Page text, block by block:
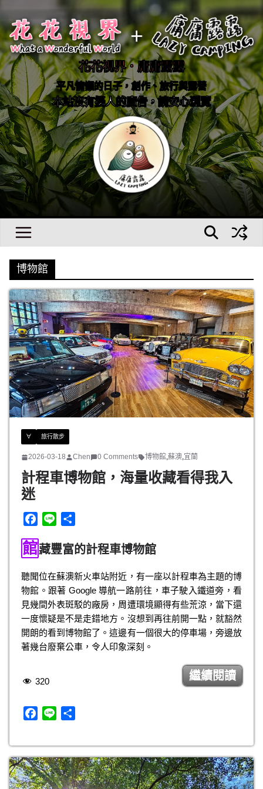
to
content
花花視界．庸庸露露
平凡慵懶的日子，創作、旅行與露營
本站沒有擾人的廣告，請安心瀏覽
博物館
∀ 旅行散步
2026-03-18 Chen 0 Comments 博物館,蘇澳,宜蘭
計程車博物館，海量收藏看得我入
迷
c
e
b
o
o
k
n
館藏豐富的計程車博物館
聽聞位在蘇澳新火車站附近，有一座以計程車為主題的博
物館。跟著 Google 導航一路前往，車子駛入鐵道旁，看
見幾間外表斑駁的廠房，周遭環境顯得有些荒涼，當下還
一度懷疑是不是走錯地方。沒想到再往前開一點，就豁然
開朗的看到博物館了。這邊有一個很大的停車場，旁邊放
著幾台廢棄公車，令人印象深刻。
繼續閱讀
320
e
b
o
e